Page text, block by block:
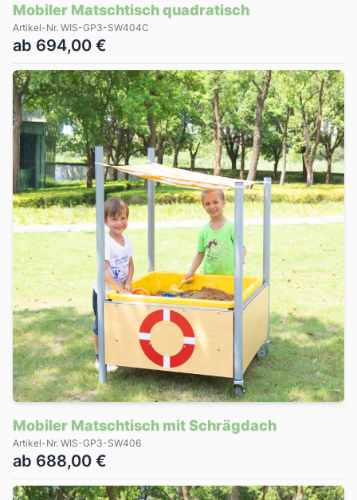
Mobiler Matschtisch quadratisch
Artikel-Nr. WIS-GP3-SW404C
ab 694,00 €
Mobiler Matschtisch mit Schrägdach
Artikel-Nr. WIS-GP3-SW406
ab 688,00 €